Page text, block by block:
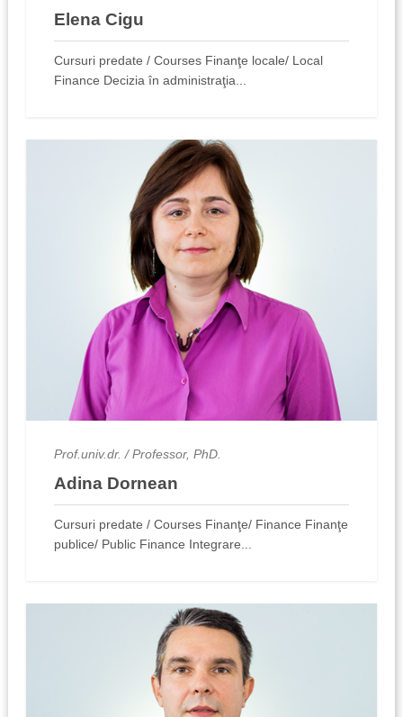
Elena Cigu
Cursuri predate / Courses Finanţe locale/ Local
Finance Decizia în administraţia...
Prof.univ.dr. / Professor, PhD.
Adina Dornean
Cursuri predate / Courses Finanţe/ Finance Finanţe
publice/ Public Finance Integrare...